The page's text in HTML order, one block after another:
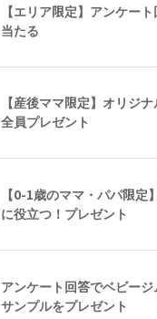
【エリア限定】アンケー
当たる
【産後ママ限定】オリジ
全員プレゼント
【0-1歳のママ・パパ限定
に役立つ！プレゼント
アンケート回答でベビー
サンプルをプレゼント